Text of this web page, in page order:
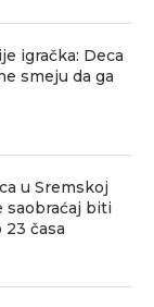
igračka: Deca
smeju da ga
u Sremskoj
saobraćaj biti
časa